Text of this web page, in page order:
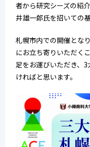
者から研究シーズの紹
井雄一郎氏を招いての
札幌市内での開催とな
にお立ち寄りいただく
足をお運びいただき、
ければと思います。